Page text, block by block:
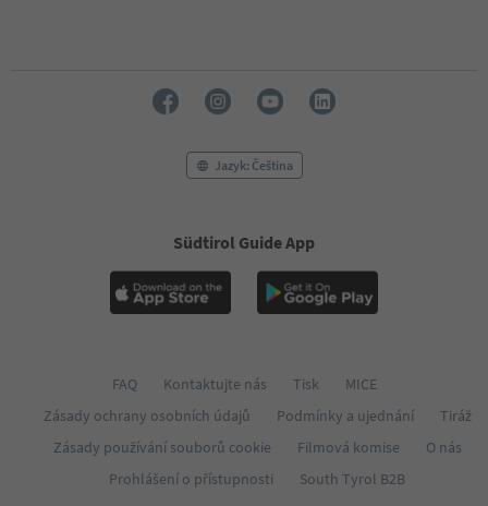
Jazyk: Čeština
Südtirol Guide App
FAQ Kontaktujte nás Tisk
MICE
Zásady ochrany osobních údajů
Podmínky a ujednání
Tiráž
Zásady používání souborů cookie
Filmová komise
O nás
Prohlášení o přístupnosti
South Tyrol B2B